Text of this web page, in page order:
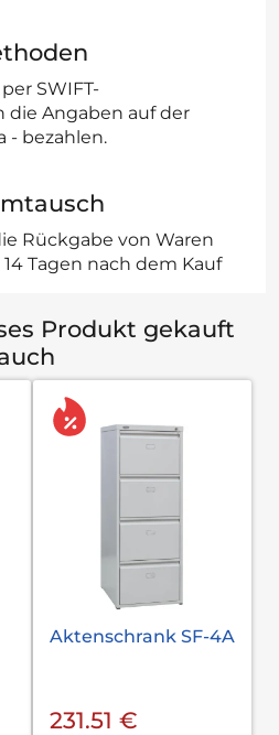
SWIFT-
die Angaben auf der
- bezahlen.
Rückgabe von Waren
Tagen nach dem Kauf
Produkt gekauft
Aktenschrank SF-4A
231.51 €